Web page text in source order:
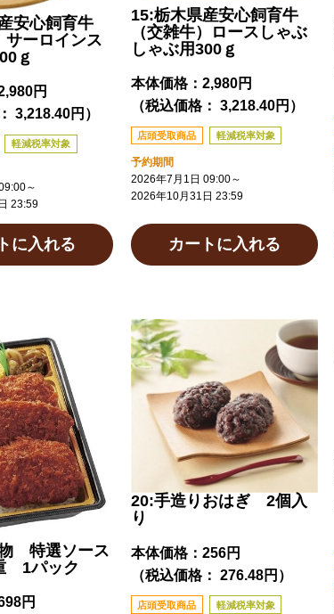
安心飼育牛
サーロインス
ｇ
円
3,218.40円）
軽減税率対象
～
23:59
に入れる
15:栃木県産安心飼育牛
（交雑牛）ロースしゃぶ
しゃぶ用300ｇ
本体価格： 2,980円
（税込価格： 3,218.40円）
店頭受取商品 軽減税率対象
予約期間
2026年7月1日 09:00～
2026年10月31日 23:59
カートに入れる
特選ソース
1パック
円
20:手造りおはぎ 2個入
り
本体価格： 256円
（税込価格： 276.48円）
店頭受取商品 軽減税率対象